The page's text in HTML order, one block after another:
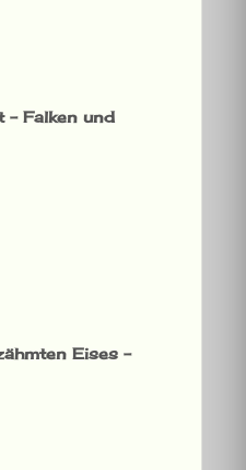
– Falken und
Eises –